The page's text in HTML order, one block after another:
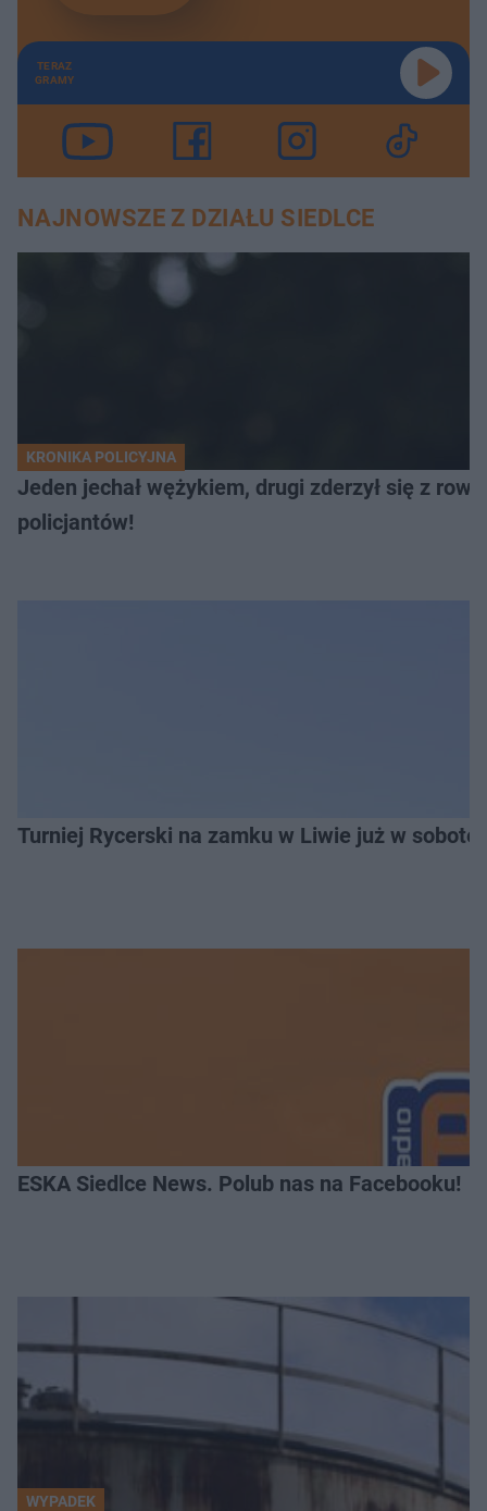
TERAZ
GRAMY
NAJNOWSZE Z DZIAŁU SIEDLCE
KRONIKA POLICYJNA
Jeden jechał wężykiem, drugi zderzył się z
policjantów!
Turniej Rycerski na zamku w Liwie już w
ESKA Siedlce News. Polub nas na Facebooku!
WYPADEK